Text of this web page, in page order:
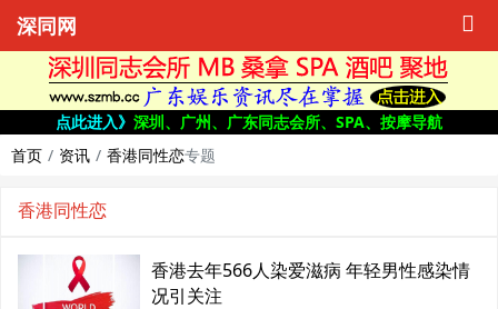
深同网
点此进入》 深圳、广州、广东同志会所、SPA、按摩导航
首页
资讯 香港同性恋专题
香港同性恋
香港去年566人染爱滋病 年轻男性感染情
况引关注